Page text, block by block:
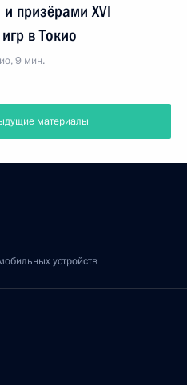
и призёрами ХVI
в Токио
9 мин.
материалы
устройств